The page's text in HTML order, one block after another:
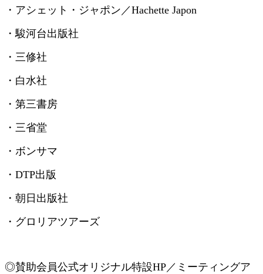
・アシェット・ジャポン／Hachette Japon
・駿河台出版社
・三修社
・白水社
・第三書房
・三省堂
・ボンサマ
・ DTP出版
・朝日出版社
・グロリアツアーズ
◎賛助会員公式オリジナル特設HP／ミーティングア